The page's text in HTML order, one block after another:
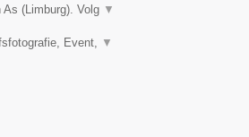
As (Limburg). Volg ▼
Event, ▼